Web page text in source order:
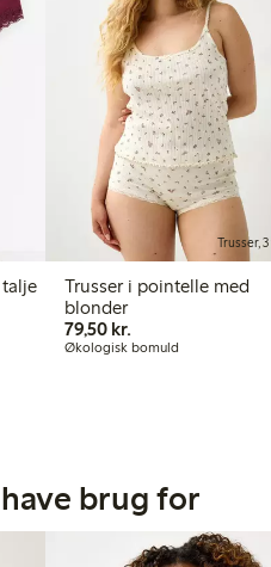
Trusser,
Trusser i pointelle med
blonder
79,50 kr.
Økologisk bomuld
brug for